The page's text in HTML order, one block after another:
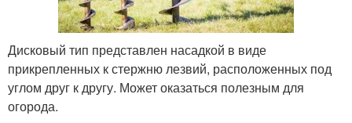
Дисковый тип представлен насадкой в виде
прикрепленных к стержню лезвий, расположенных под
углом друг к другу. Может оказаться полезным для
огорода.